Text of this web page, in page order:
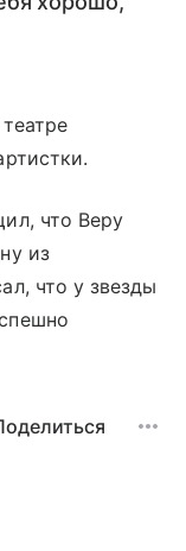
что Веру
из
что у звезды